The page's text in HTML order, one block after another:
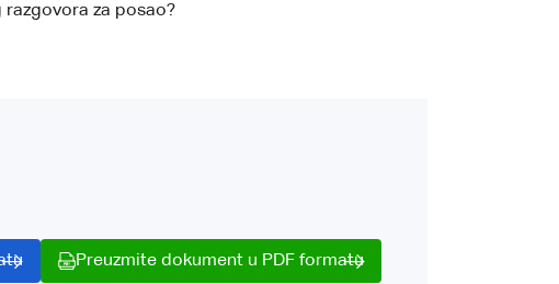
za posao?
Preuzmite dokument u PDF formatu